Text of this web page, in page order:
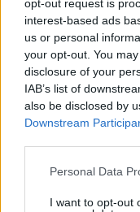
opt-out request is
interest-based ads
us or personal
your opt-out. You
disclosure of your
IAB’s list of
also be disclosed by
Downstream
Please note that this
not limited to your
Personal Data
I want to opt-out
ΡΟΗ
Ειδήσεις
Τουλάχιστον 11
νότια Σαουδική
πριν 12 λεπτά
Γκολ ο Παυλίδης
μια ανάσα από τα
07.08.2026, 01:44